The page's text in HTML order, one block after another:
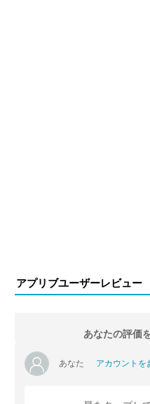
アプリブユーザーレビュー
あなたの評価
あなた アカウントを